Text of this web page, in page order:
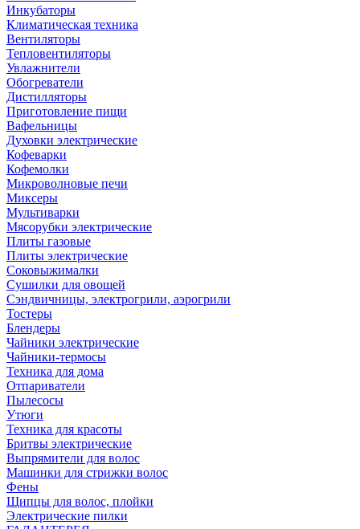
Инкубаторы
Климатическая техника
Вентиляторы
Тепловентиляторы
Увлажнители
Обогреватели
Дистилляторы
Приготовление пищи
Вафельницы
Духовки электрические
Кофеварки
Кофемолки
Микроволновые печи
Миксеры
Мультиварки
Мясорубки электрические
Плиты газовые
Плиты электрические
Соковыжималки
Сушилки для овощей
Сэндвичницы, электрогрили, аэрогрили
Тостеры
Блендеры
Чайники электрические
Чайники-термосы
Техника для дома
Отпариватели
Пылесосы
Утюги
Техника для красоты
Бритвы электрические
Выпрямители для волос
Машинки для стрижки волос
Фены
Щипцы для волос, плойки
Электрические пилки